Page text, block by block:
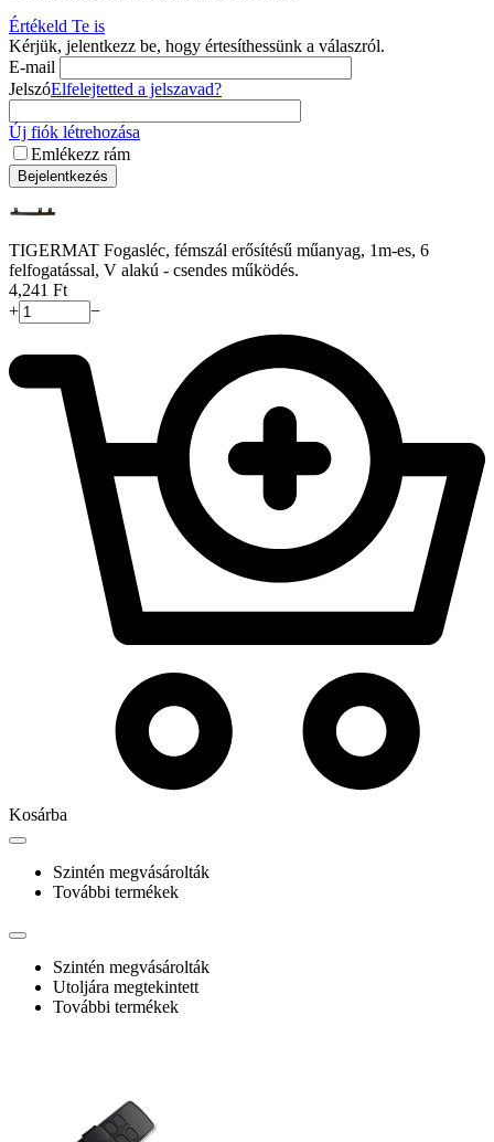
Értékeld Te is
Kérjük, jelentkezz be, hogy értesíthessünk a válaszról.
E-mail
JelszóElfelejtetted a jelszavad?
Új fiók létrehozása
Emlékezz rám
Bejelentkezés
TIGERMAT Fogasléc, fémszál erősítésű műanyag, 1m-es, 6
felfogatással, V alakú - csendes működés.
4,241 Ft
+
−
Kosárba
Szintén megvásárolták
További termékek
Szintén megvásárolták
Utoljára megtekintett
További termékek